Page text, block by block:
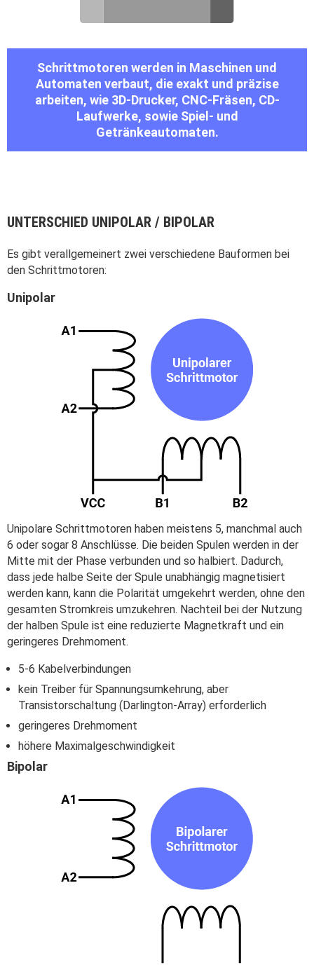
Schrittmotoren werden in Maschinen und
Automaten verbaut, die exakt und präzise
arbeiten, wie 3D-Drucker, CNC-Fräsen, CD-
Laufwerke, sowie Spiel- und
Getränkeautomaten.
UNTERSCHIED UNIPOLAR / BIPOLAR
Es gibt verallgemeinert zwei verschiedene Bauformen bei
den Schrittmotoren:
Unipolar
Unipolare Schrittmotoren haben meistens 5, manchmal auch
6 oder sogar 8 Anschlüsse. Die beiden Spulen werden in der
Mitte mit der Phase verbunden und so halbiert. Dadurch,
dass jede halbe Seite der Spule unabhängig magnetisiert
werden kann, kann die Polarität umgekehrt werden, ohne den
gesamten Stromkreis umzukehren. Nachteil bei der Nutzung
der halben Spule ist eine reduzierte Magnetkraft und ein
geringeres Drehmoment.
5-6 Kabelverbindungen
kein Treiber für Spannungsumkehrung, aber
Transistorschaltung (Darlington-Array) erforderlich
geringeres Drehmoment
höhere Maximalgeschwindigkeit
Bipolar